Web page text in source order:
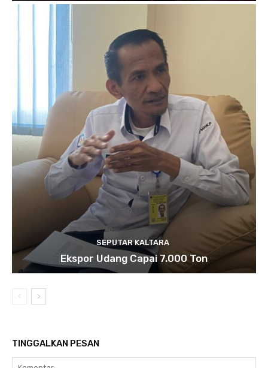
SEPUTAR KALTARA
Ekspor Udang Capai 7.000 Ton
TINGGALKAN PESAN